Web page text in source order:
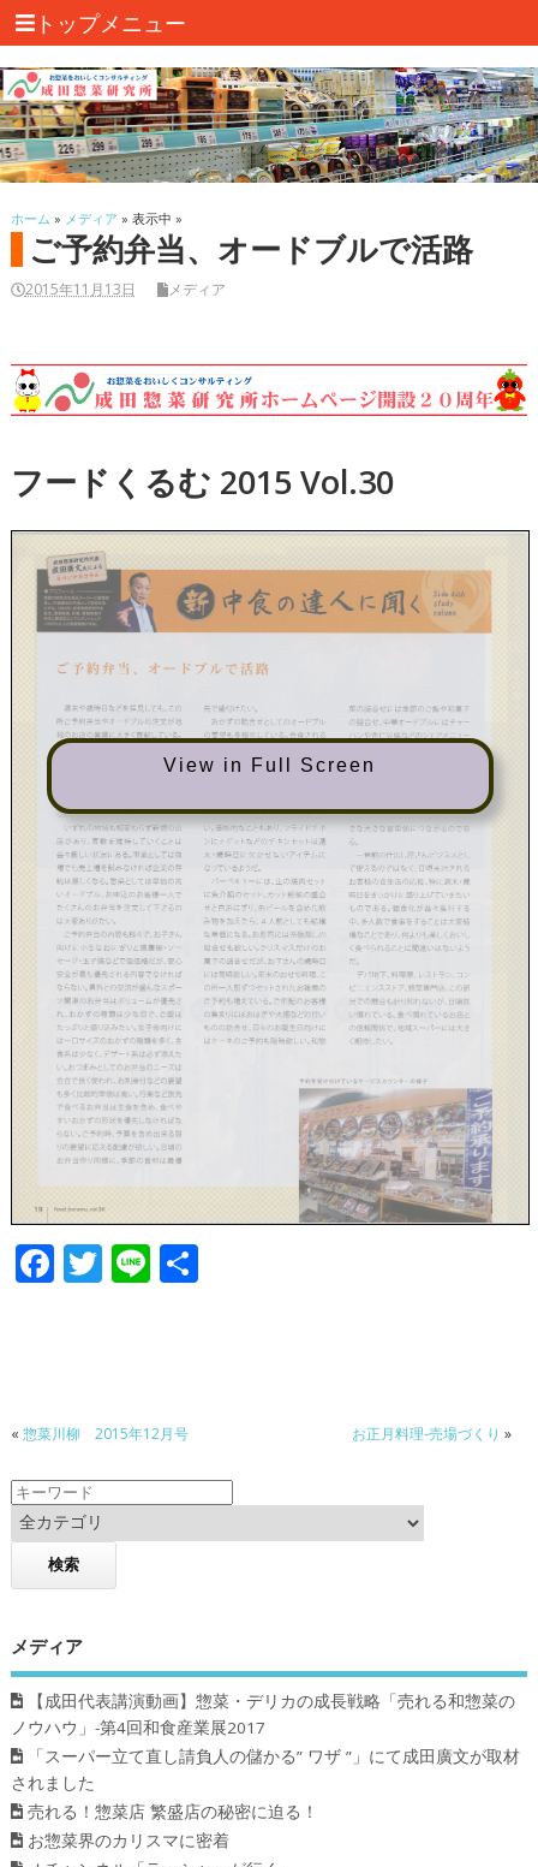
トップメニュー
ホーム » メディア » 表示中 »
ご予約弁当、オードブルで活路
2015年11月13日 メディア
フードくるむ 2015 Vol.30
View in Full Screen
F
o
o
k
T Li 共
« 惣菜川柳 2015年12月号 お正月料理-売場づくり »
メディア
【成田代表講演動画】惣菜・デリカの成長戦略「売れる和惣菜の
ノウハウ」-第4回和食産業展2017
「スーパー立て直し請負人の儲かる” ワザ ”」にて成田廣文が取材
されました
売れる！惣菜店 繁盛店の秘密に迫る！
お惣菜界のカリスマに密着